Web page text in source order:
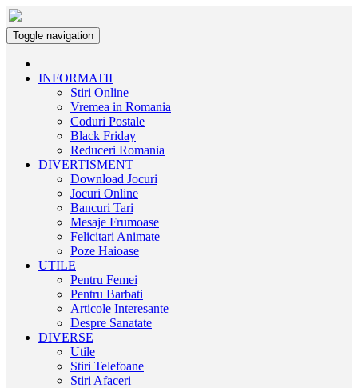
Toggle navigation
INFORMATII
Stiri Online
Vremea in Romania
Coduri Postale
Black Friday
Reduceri Romania
DIVERTISMENT
Download Jocuri
Jocuri Online
Bancuri Tari
Mesaje Frumoase
Felicitari Animate
Poze Haioase
UTILE
Pentru Femei
Pentru Barbati
Articole Interesante
Despre Sanatate
DIVERSE
Utile
Stiri Telefoane
Stiri Afaceri